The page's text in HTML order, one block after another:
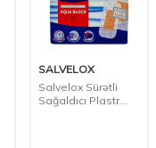
SALVELOX
Salvelox Sürətli
Sağaldıcı Plastr